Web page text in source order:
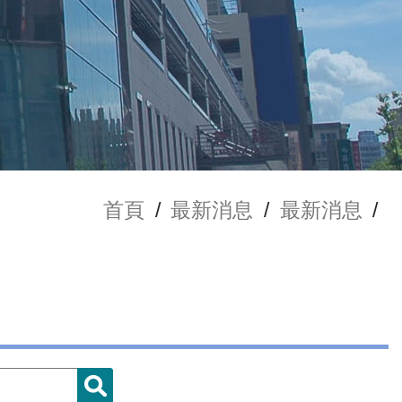
首頁 / 最新消息 / 最新消息 /